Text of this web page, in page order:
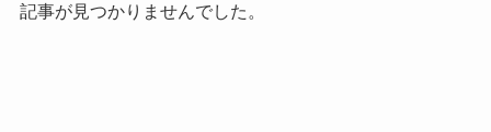
記事が見つかりませんでした。